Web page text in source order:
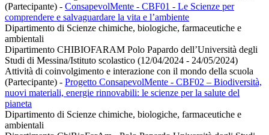
(Partecipante) - ConsapevolMente - CBF01 - Le Scienze per
comprendere e salvaguardare la vita e l’ambiente
Dipartimento di Scienze chimiche, biologiche, farmaceutiche e
ambientali
Dipartimento CHIBIOFARAM Polo Papardo dell’Università degli
Studi di Messina/Istituto scolastico (12/04/2024 - 24/05/2024)
Attività di coinvolgimento e interazione con il mondo della scuola
(Partecipante) - Progetto ConsapevolMente - CBF02 – Biodiversità,
nuovi materiali, energie rinnovabili: le scienze per la salute del
pianeta
Dipartimento di Scienze chimiche, biologiche, farmaceutiche e
ambientali